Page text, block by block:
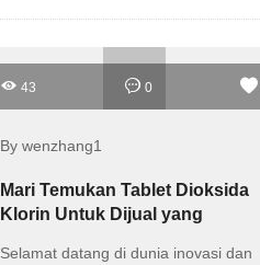
43 0
By wenzhang1
Mari Temukan Tablet Dioksida
Klorin Untuk Dijual yang
Selamat datang di dunia inovasi dan